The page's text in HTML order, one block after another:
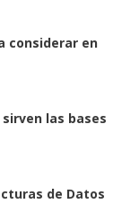
considerar en
las bases
de Datos